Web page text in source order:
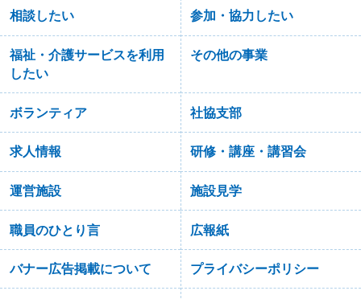
相談したい 参加・協力したい
福祉・介護サービスを利用
したい
その他の事業
ボランティア 社協支部
求人情報 研修・講座・講習会
運営施設 施設見学
職員のひとり言 広報紙
バナー広告掲載について プライバシーポリシー